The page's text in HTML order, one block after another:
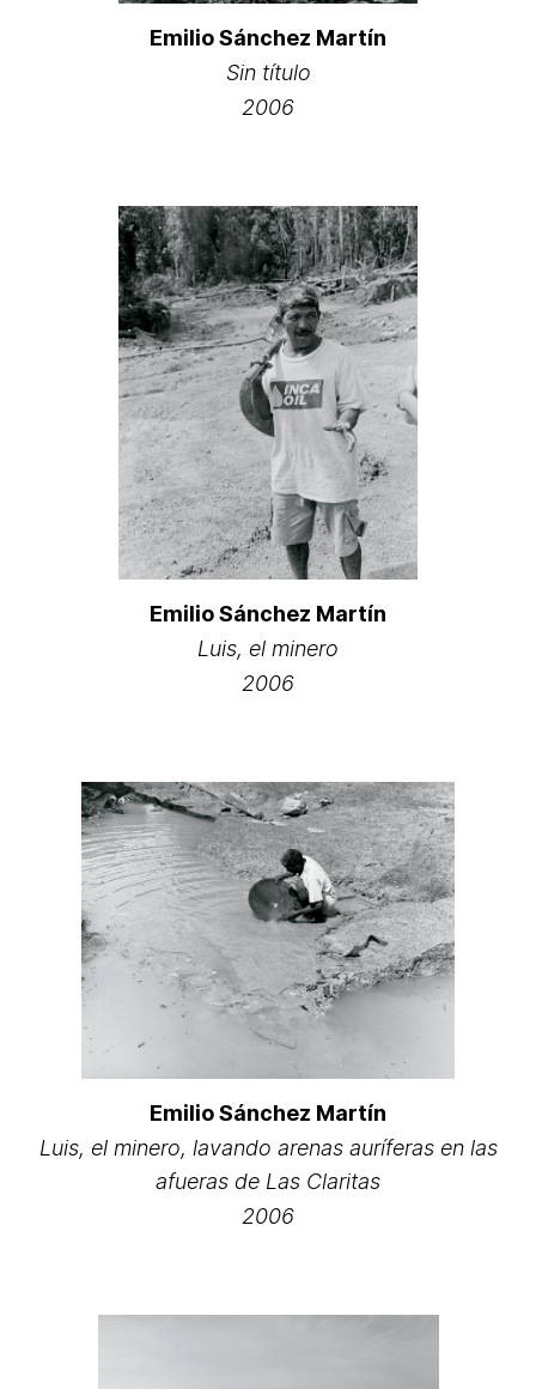
Emilio Sánchez Martín
Sin título
2006
Emilio Sánchez Martín
Luis, el minero
2006
Emilio Sánchez Martín
Luis, el minero, lavando arenas auríferas en las
afueras de Las Claritas
2006